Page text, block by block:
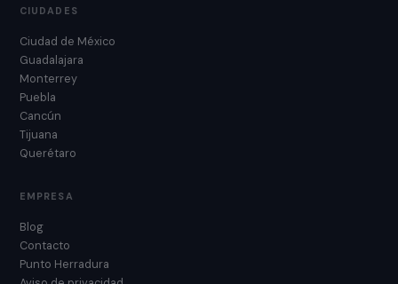
CIUDADES
Ciudad de México
Guadalajara
Monterrey
Puebla
Cancún
Tijuana
Querétaro
EMPRESA
Blog
Contacto
Punto Herradura